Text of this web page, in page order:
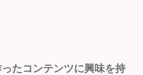
たコンテンツに興味を持